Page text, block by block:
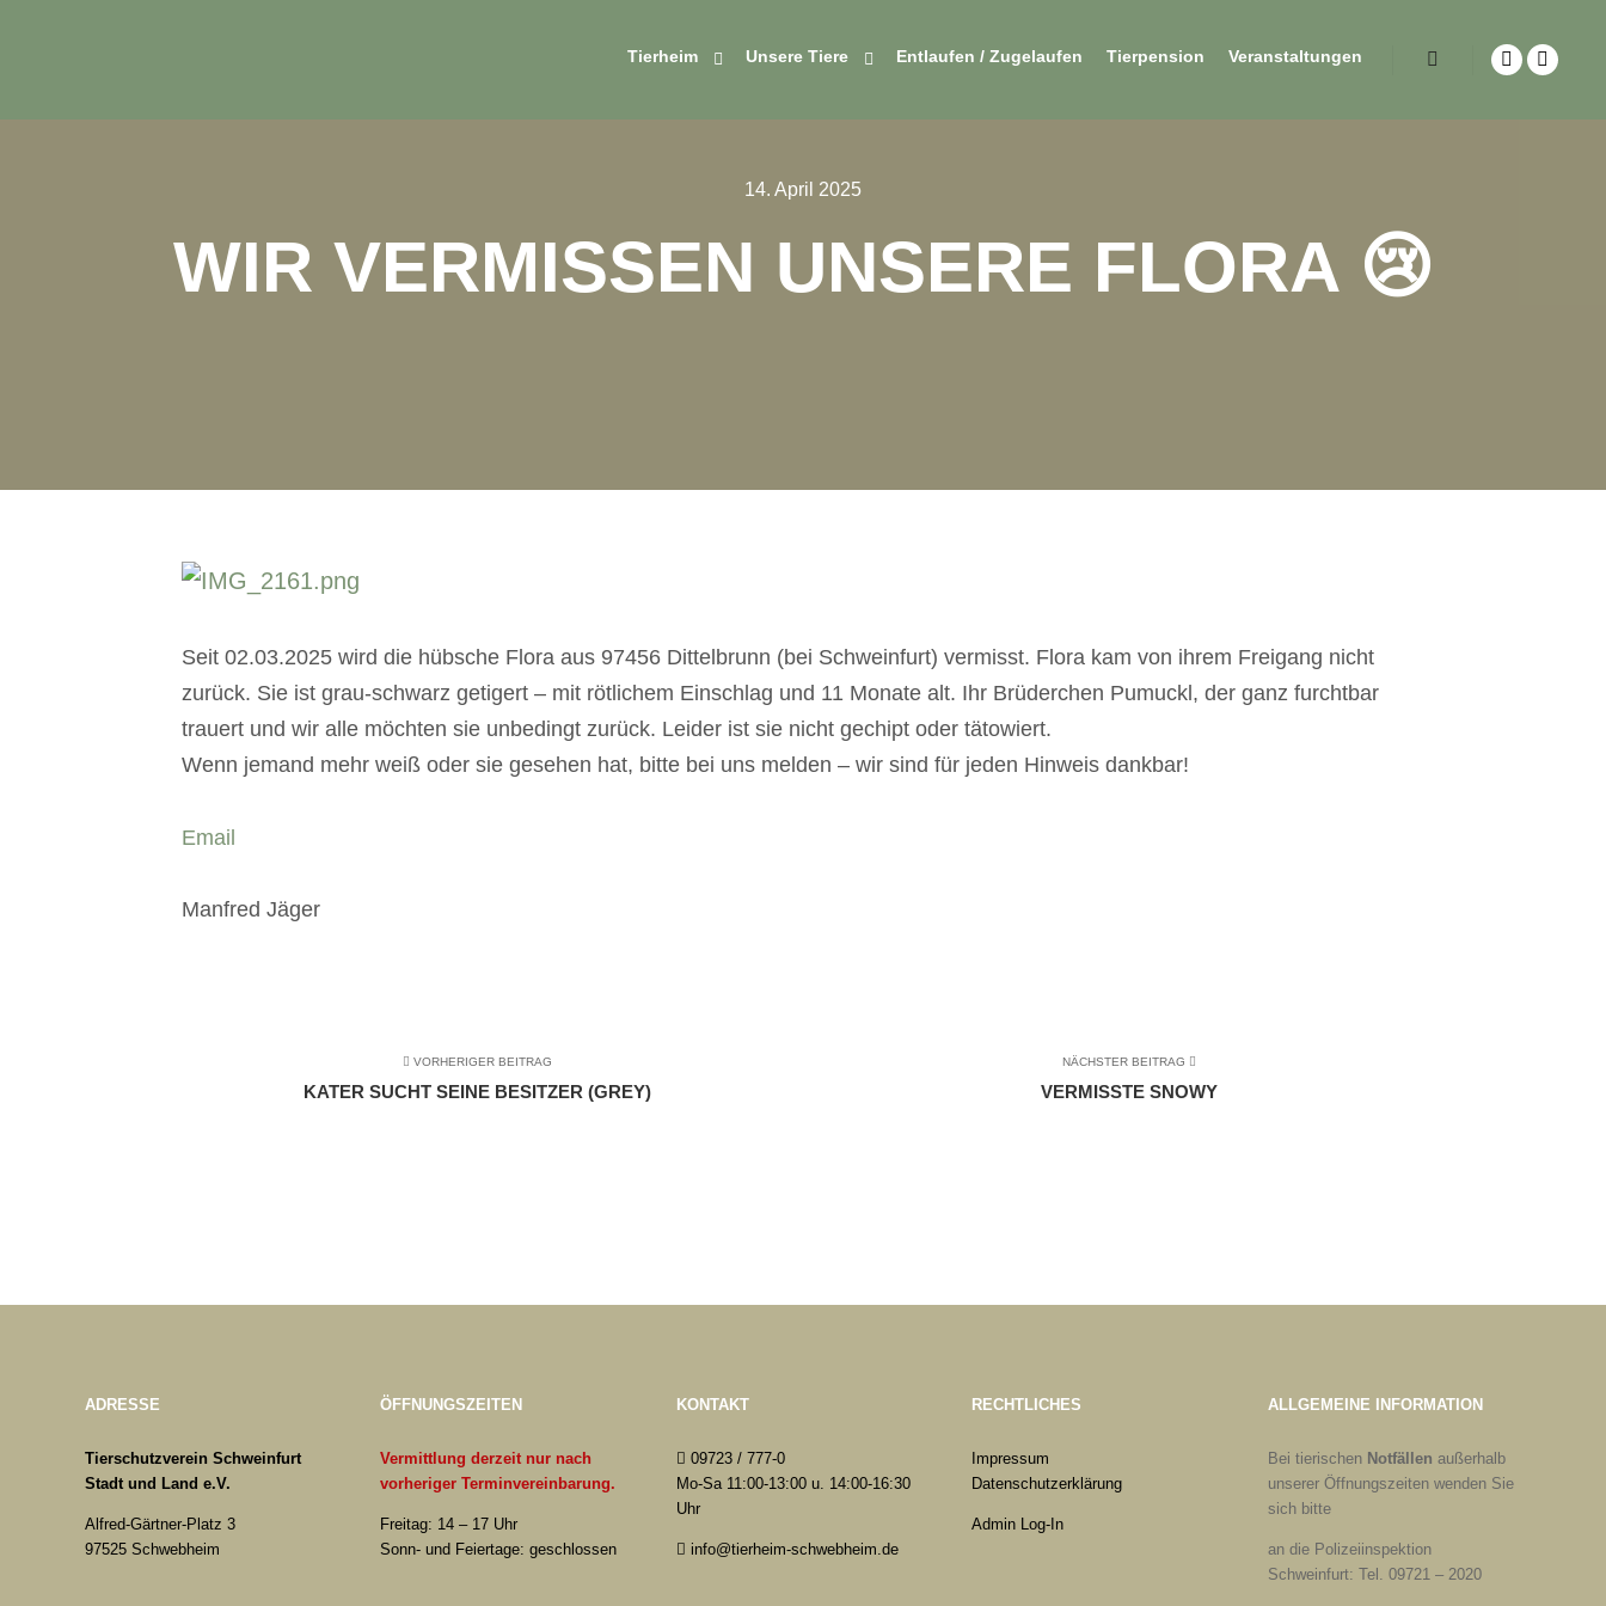
Tierheim Unsere Tiere Entlaufen / Zugelaufen Tierpension Veranstaltungen
14. April 2025
WIR VERMISSEN UNSERE FLORA 😢
Seit 02.03.2025 wird die hübsche Flora aus 97456 Dittelbrunn (bei Schweinfurt) vermisst. Flora kam von ihrem Freigang nicht
zurück. Sie ist grau-schwarz getigert – mit rötlichem Einschlag und 11 Monate alt. Ihr Brüderchen Pumuckl, der ganz furchtbar
trauert und wir alle möchten sie unbedingt zurück. Leider ist sie nicht gechipt oder tätowiert.
Wenn jemand mehr weiß oder sie gesehen hat, bitte bei uns melden – wir sind für jeden Hinweis dankbar!
Email
Manfred Jäger
VORHERIGER BEITRAG
KATER SUCHT SEINE BESITZER (GREY)
NÄCHSTER BEITRAG
VERMISSTE SNOWY
ADRESSE
Tierschutzverein Schweinfurt
Stadt und Land e.V.
Alfred-Gärtner-Platz 3
97525 Schwebheim
ÖFFNUNGSZEITEN
Vermittlung derzeit nur nach
vorheriger Terminvereinbarung.
Freitag: 14 – 17 Uhr
Sonn- und Feiertage: geschlossen
KONTAKT
09723 / 777-0
Mo-Sa 11:00-13:00 u. 14:00-16:30
Uhr
info@tierheim-schwebheim.de
RECHTLICHES
Impressum
Datenschutzerklärung
Admin Log-In
ALLGEMEINE INFORMATION
Bei tierischen Notfällen außerhalb
unserer Öffnungszeiten wenden Sie
sich bitte
an die Polizeiinspektion
Schweinfurt: Tel. 09721 – 2020